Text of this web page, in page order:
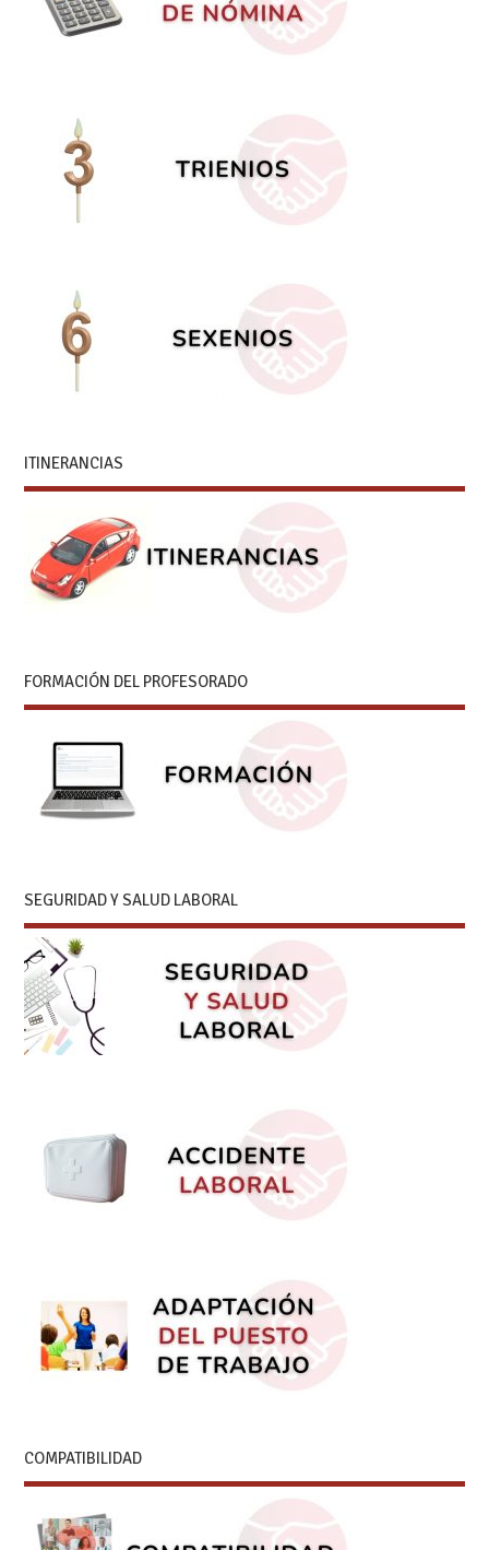
ITINERANCIAS
FORMACIÓN DEL PROFESORADO
SEGURIDAD Y SALUD LABORAL
COMPATIBILIDAD